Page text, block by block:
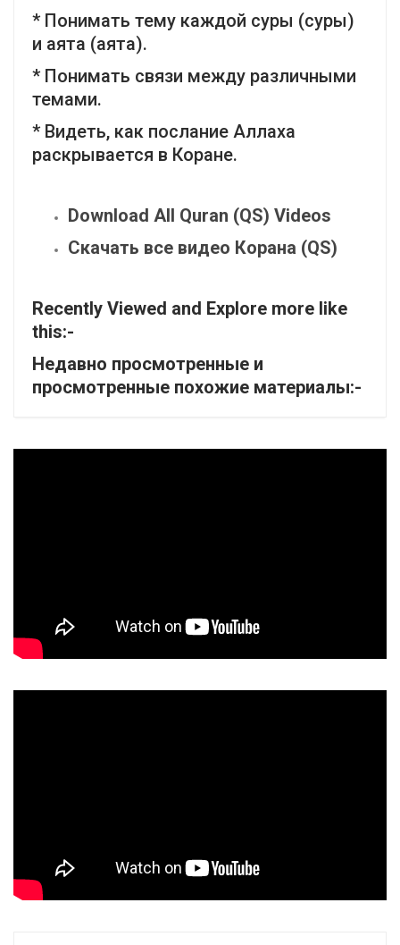
* Понимать тему каждой суры (суры)
и аята (аята).
* Понимать связи между различными
темами.
* Видеть, как послание Аллаха
раскрывается в Коране.
Download All Quran (QS) Videos
Скачать все видео Корана (QS)
Recently Viewed and Explore more like
this:-
Недавно просмотренные и
просмотренные похожие материалы:-